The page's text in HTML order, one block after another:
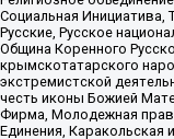
Социальная Инициатива,
Русские, Русское
Община Коренного
крымскотатарского
экстремистской
честь иконы Божией
Фирма, Молодежная
Единения, Каракольская